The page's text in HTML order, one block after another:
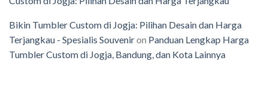
Bikin Tumbler Custom di Jogja: Pilihan Desain dan Harga
Terjangkau - Spesialis Souveniron Panduan Lengkap Harga
Tumbler Custom di Jogja, Bandung, dan Kota Lainnya